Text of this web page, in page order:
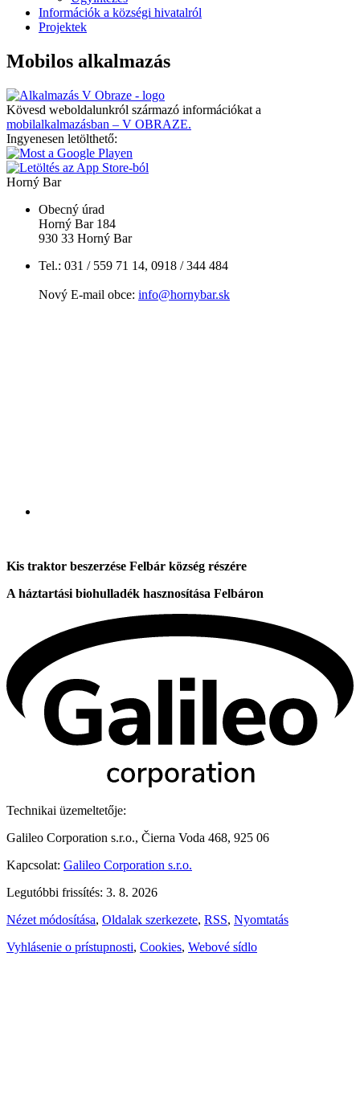
Információk a községi hivatalról
Projektek
Mobilos alkalmazás
Kövesd weboldalunkról származó információkat a
mobilalkalmazásban – V OBRAZE.
Ingyenesen letölthető:
Horný Bar
Obecný úrad
Horný Bar 184
930 33 Horný Bar
Tel.: 031 / 559 71 14, 0918 / 344 484
Nový E-mail obce: info@hornybar.sk
Kis traktor beszerzése Felbár község részére
A háztartási biohulladék hasznosítása Felbáron
Technikai üzemeltetője:
Galileo Corporation s.r.o., Čierna Voda 468, 925 06
Kapcsolat: Galileo Corporation s.r.o.
Legutóbbi frissítés: 3. 8. 2026
Nézet módosítása, Oldalak szerkezete, RSS, Nyomtatás
Vyhlásenie o prístupnosti, Cookies, Webové sídlo